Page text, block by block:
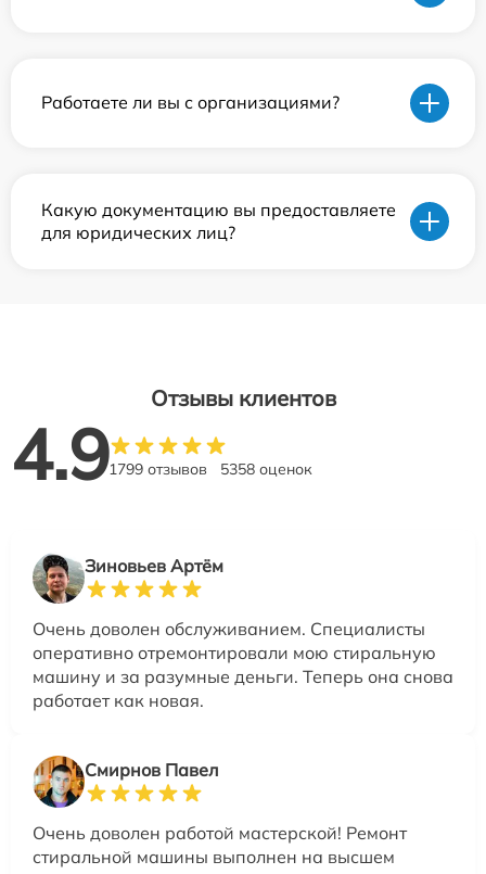
Работаете ли вы с организациями?
Какую документацию вы предоставляете
для юридических лиц?
Отзывы клиентов
4.91799 отзывов 5358 оценок
Зиновьев Артём
Очень доволен обслуживанием. Специалисты
оперативно отремонтировали мою стиральную
машину и за разумные деньги. Теперь она снова
работает как новая.
Смирнов Павел
Очень доволен работой мастерской! Ремонт
стиральной машины выполнен на высшем